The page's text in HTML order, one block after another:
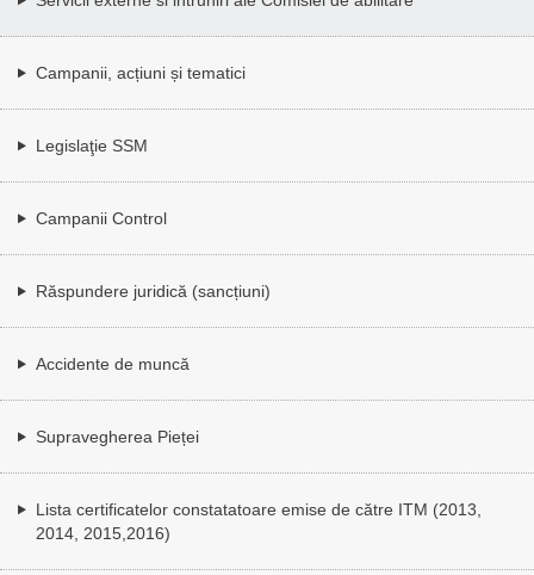
Campanii, acțiuni și tematici
Legislaţie SSM
Campanii Control
Răspundere juridică (sancțiuni)
Accidente de muncă
Supravegherea Pieței
Lista certificatelor constatatoare emise de către ITM (2013,
2014, 2015,2016)